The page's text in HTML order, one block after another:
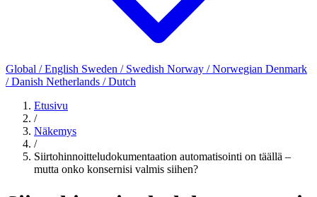
Global / English Sweden / Swedish Norway / Norwegian Denmark
/ Danish Netherlands / Dutch
Etusivu
/
Näkemys
/
Siirtohinnoitteludokumentaation automatisointi on täällä –
mutta onko konsernisi valmis siihen?